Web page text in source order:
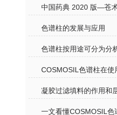
中国药典 2020 版—苍
色谱柱的发展与应用
凝胶过滤填料的作用和